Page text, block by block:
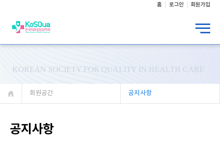
홈 로그인 회원가입
KOREAN SOCIETY FOR QUALITY IN HEALTH CARE
회원공간 공지사항
공지사항